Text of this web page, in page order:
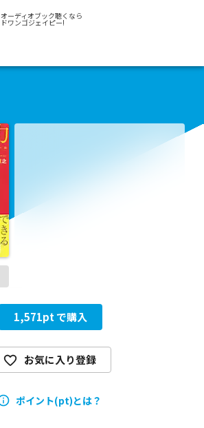
オーディオブック聴くなら
ドワンゴジェイピー!
1,571pt で購入
お気に入り登録
ポイント(pt)とは？